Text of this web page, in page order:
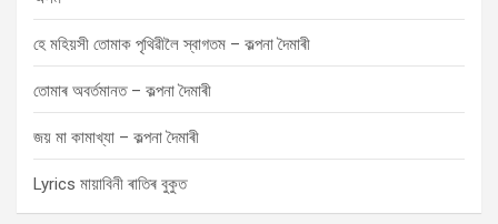
হে মহিয়সী তোমাক পৃথিৱীলৈ স্বাগতম – কল্পনা দৈমাৰী
তোমাৰ অবৰ্তমানত – কল্পনা দৈমাৰী
জয় মা কামাখ্যা – কল্পনা দৈমাৰী
Lyrics মায়াবিনী ৰাতিৰ বুকুত